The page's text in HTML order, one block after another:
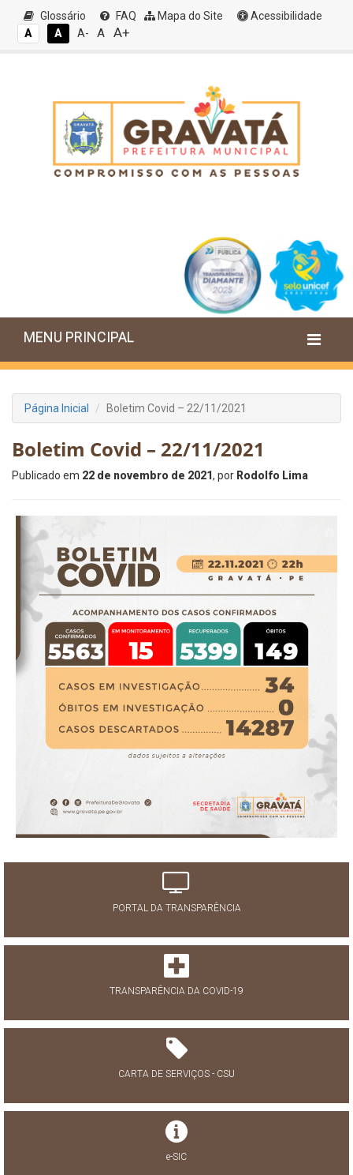
Glossário FAQ Mapa do Site
Acessibilidade
A
A A- A A+
MENU PRINCIPAL
Página Inicial Boletim Covid – 22/11/2021
Boletim Covid – 22/11/2021
Publicado em 22 de novembro de 2021, por Rodolfo Lima
PORTAL DA TRANSPARÊNCIA
TRANSPARÊNCIA DA COVID-19
CARTA DE SERVIÇOS - CSU
e-SIC